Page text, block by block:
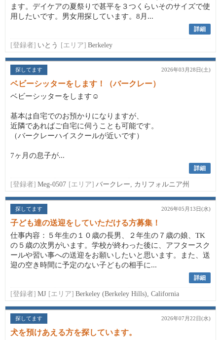
ます。デイケアの夏祭りで甚平を３つくらいそのサイズで使
用したいです。男女用探しています。8月...
詳細
[登録者] いとう [エリア] Berkeley
探してます 2026年03月28日(土)
ベビーシッターをします！（バークレー）
ベビーシッターをします☺️
基本は自宅でのお預かりになりますが、
近隣であればご自宅に伺うことも可能です。
（バークレーハイスクールが近いです）
7ヶ月の息子が...
詳細
[登録者] Meg-0507 [エリア] バークレー, カリフォルニア州
探してます 2026年05月13日(水)
子ども達の送迎をしていただける方募集！
仕事内容：５年生の１０歳の長男、２年生の７歳の娘、TK
の５歳の次男がいます。学校が終わった後に、アフタースク
ールや習い事への送迎をお願いしたいと思います。また、送
迎の空き時間に予定のない子どもの相手に...
詳細
[登録者] MJ [エリア] Berkeley (Berkeley Hills), California
探してます 2026年07月22日(水)
犬を預けあえる方を探しています。